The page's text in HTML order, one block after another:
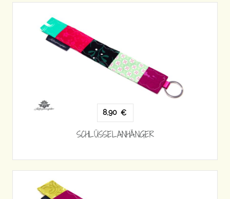
8,90 €
SCHLÜSSELANHÄNGER